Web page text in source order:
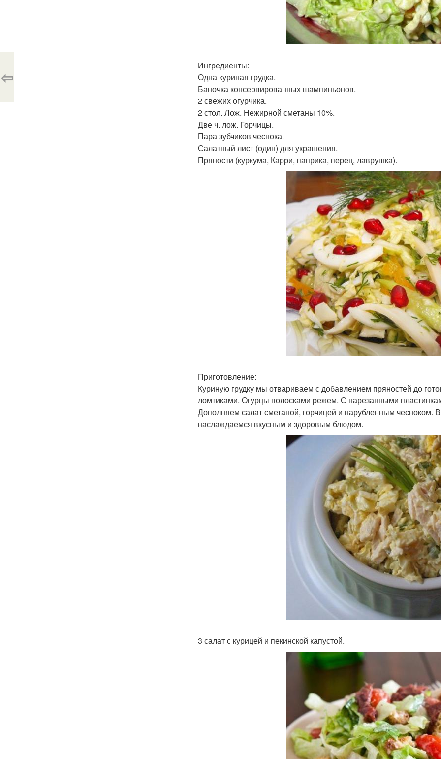
Ингредиенты:
Одна куриная грудка.
Баночка консервированных шампиньонов.
2 свежих огурчика.
2 стол. Лож. Нежирной сметаны 10%.
Две ч. лож. Горчицы.
Пара зубчиков чеснока.
Салатный лист (один) для украшения.
Пряности (куркума, Карри, паприка, перец, лаврушка).
Приготовление:
Куриную грудку мы отвариваем с добавлением пряностей до
ломтиками. Огурцы полосками режем. С нарезанными
Дополняем салат сметаной, горчицей и нарубленным чесноком.
наслаждаемся вкусным и здоровым блюдом.
3 салат с курицей и пекинской капустой.
⇦